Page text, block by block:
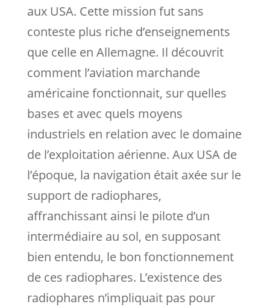
aux USA. Cette mission fut sans
conteste plus riche d’enseignements
que celle en Allemagne. Il découvrit
comment l’aviation marchande
américaine fonctionnait, sur quelles
bases et avec quels moyens
industriels en relation avec le domaine
de l’exploitation aérienne. Aux USA de
l’époque, la navigation était axée sur le
support de radiophares,
affranchissant ainsi le pilote d’un
intermédiaire au sol, en supposant
bien entendu, le bon fonctionnement
de ces radiophares. L’existence des
radiophares n’impliquait pas pour